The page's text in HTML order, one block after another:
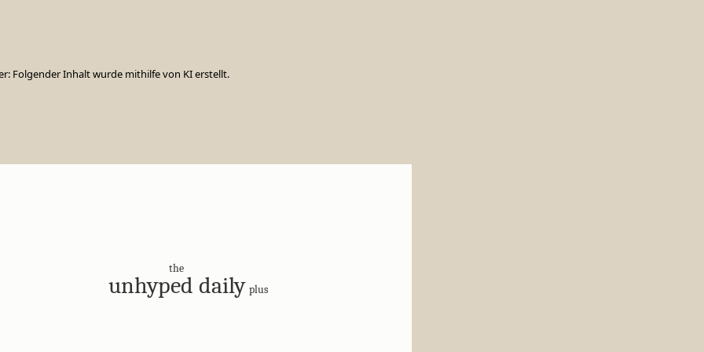
Folgender Inhalt wurde mithilfe von KI erstellt.
the
unhyped daily plus